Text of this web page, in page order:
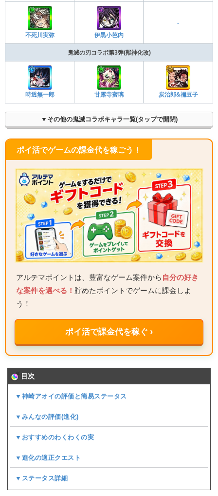
不死川実弥 伊黒小芭内
-
鬼滅の刃コラボ第3弾(獣神化改)
時透無一郎 甘露寺蜜璃 炭治郎&禰豆子
▼その他の鬼滅コラボキャラ一覧(タップで開閉)
ポイ活でゲームの課金代を稼ごう！
アルテマポイントは、豊富なゲーム案件から 自分の好き
な案件を選べる！ 貯めたポイントでゲームに課金しよ
う！
ポイ活で課金代を稼ぐ ›
目次
▼神崎アオイの評価と簡易ステータス
▼みんなの評価(進化)
▼おすすめのわくわくの実
▼進化の適正クエスト
▼ステータス詳細